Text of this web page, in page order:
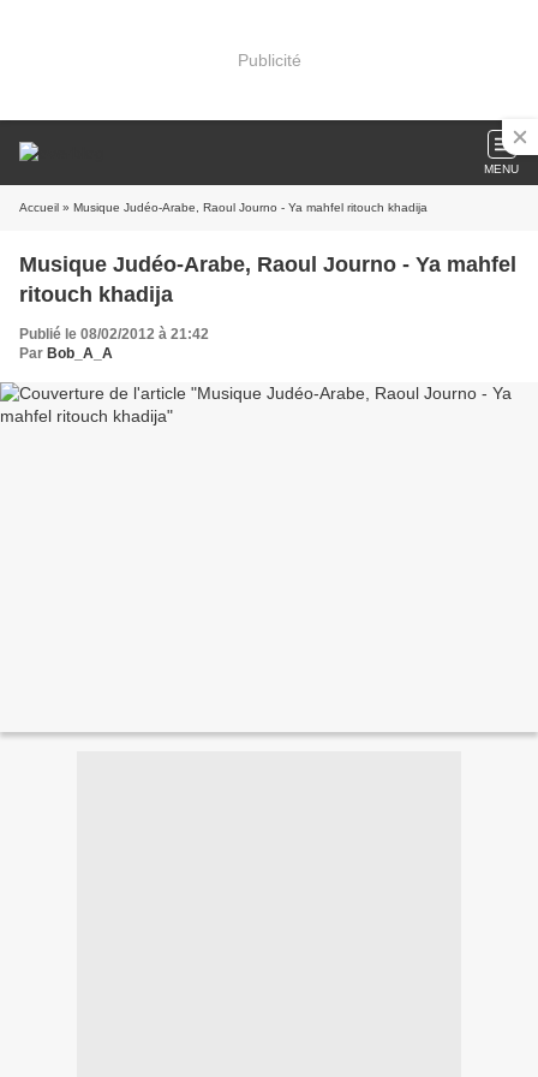
Publicité
MENU
Accueil » Musique Judéo-Arabe, Raoul Journo - Ya mahfel ritouch khadija
Musique Judéo-Arabe, Raoul Journo - Ya mahfel
ritouch khadija
Publié le 08/02/2012 à 21:42
Par Bob_A_A